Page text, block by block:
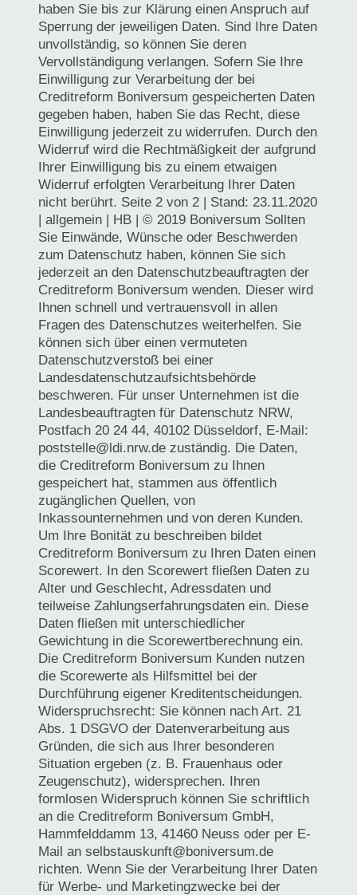
haben Sie bis zur Klärung einen Anspruch auf
Sperrung der jeweiligen Daten. Sind Ihre Daten
unvollständig, so können Sie deren
Vervollständigung verlangen. Sofern Sie Ihre
Einwilligung zur Verarbeitung der bei
Creditreform Boniversum gespeicherten Daten
gegeben haben, haben Sie das Recht, diese
Einwilligung jederzeit zu widerrufen. Durch den
Widerruf wird die Rechtmäßigkeit der aufgrund
Ihrer Einwilligung bis zu einem etwaigen
Widerruf erfolgten Verarbeitung Ihrer Daten
nicht berührt. Seite 2 von 2 | Stand: 23.11.2020
| allgemein | HB | © 2019 Boniversum Sollten
Sie Einwände, Wünsche oder Beschwerden
zum Datenschutz haben, können Sie sich
jederzeit an den Datenschutzbeauftragten der
Creditreform Boniversum wenden. Dieser wird
Ihnen schnell und vertrauensvoll in allen
Fragen des Datenschutzes weiterhelfen. Sie
können sich über einen vermuteten
Datenschutzverstoß bei einer
Landesdatenschutzaufsichtsbehörde
beschweren. Für unser Unternehmen ist die
Landesbeauftragten für Datenschutz NRW,
Postfach 20 24 44, 40102 Düsseldorf, E-Mail:
poststelle@ldi.nrw.de zuständig. Die Daten,
die Creditreform Boniversum zu Ihnen
gespeichert hat, stammen aus öffentlich
zugänglichen Quellen, von
Inkassounternehmen und von deren Kunden.
Um Ihre Bonität zu beschreiben bildet
Creditreform Boniversum zu Ihren Daten einen
Scorewert. In den Scorewert fließen Daten zu
Alter und Geschlecht, Adressdaten und
teilweise Zahlungserfahrungsdaten ein. Diese
Daten fließen mit unterschiedlicher
Gewichtung in die Scorewertberechnung ein.
Die Creditreform Boniversum Kunden nutzen
die Scorewerte als Hilfsmittel bei der
Durchführung eigener Kreditentscheidungen.
Widerspruchsrecht: Sie können nach Art. 21
Abs. 1 DSGVO der Datenverarbeitung aus
Gründen, die sich aus Ihrer besonderen
Situation ergeben (z. B. Frauenhaus oder
Zeugenschutz), widersprechen. Ihren
formlosen Widerspruch können Sie schriftlich
an die Creditreform Boniversum GmbH,
Hammfelddamm 13, 41460 Neuss oder per E-
Mail an selbstauskunft@boniversum.de
richten. Wenn Sie der Verarbeitung Ihrer Daten
für Werbe- und Marketingzwecke bei der